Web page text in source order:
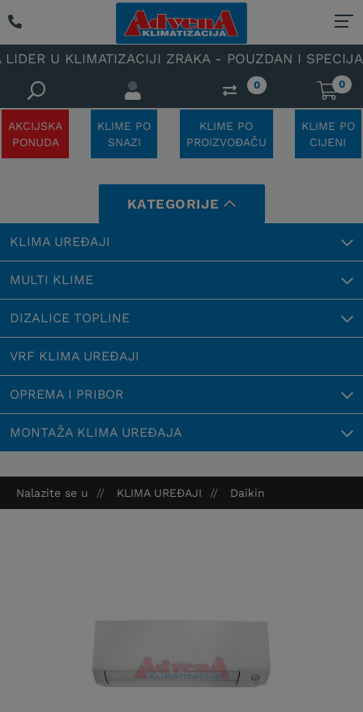
ZRAKA - POUZDAN I SPECIJALIZIRAN
0 0
AKCIJSKA
PONUDA
KLIME PO
SNAZI
KLIME PO
PROIZVOĐAČU
KLIME PO
CIJENI
KATEGORIJE
KLIMA UREĐAJI
MULTI KLIME
DIZALICE TOPLINE
VRF KLIMA UREĐAJI
OPREMA I PRIBOR
MONTAŽA KLIMA UREĐAJA
Nalazite se u KLIMA UREĐAJI Daikin